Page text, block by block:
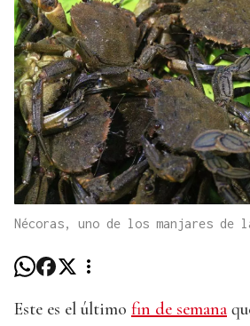
Nécoras, uno de los manjares de
Este es el último fin de semana